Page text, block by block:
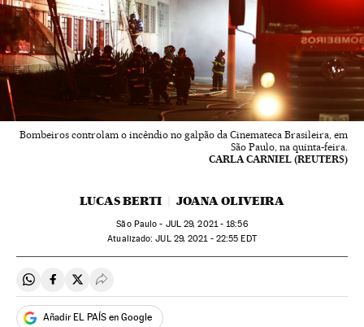
Bombeiros controlam o incêndio no galpão da Cinemateca Brasileira, em
São Paulo, na quinta-feira.
CARLA CARNIEL (REUTERS)
LUCAS BERTI JOANA OLIVEIRA
São Paulo - JUL29, 2021 - 18:56
atualizado: JUL29, 2021 - 22:55 EDT
Compartir en Whatsapp
Compartir en Facebook
Compartir en Twitter
Desplegar Redes Sociales
Añadir EL PAÍS en Google